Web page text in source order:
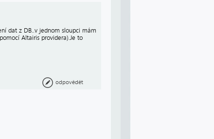
dat z DB..v jednom sloupci mám
Altairis providera).Je to
odpovědět